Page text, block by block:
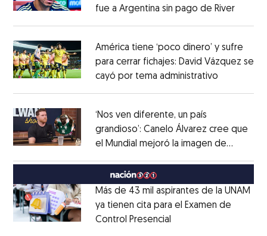
fue a Argentina sin pago de RiverOpens
América tiene ‘poco dinero’ y sufre
para cerrar fichajes: David Vázquez se
cayó por tema administrativo
‘Nos ven diferente, un país
grandioso’: Canelo Álvarez cree que
el Mundial mejoró la imagen de
Más de 43 mil aspirantes de la UNAM
ya tienen cita para el Examen de
Control Presencial